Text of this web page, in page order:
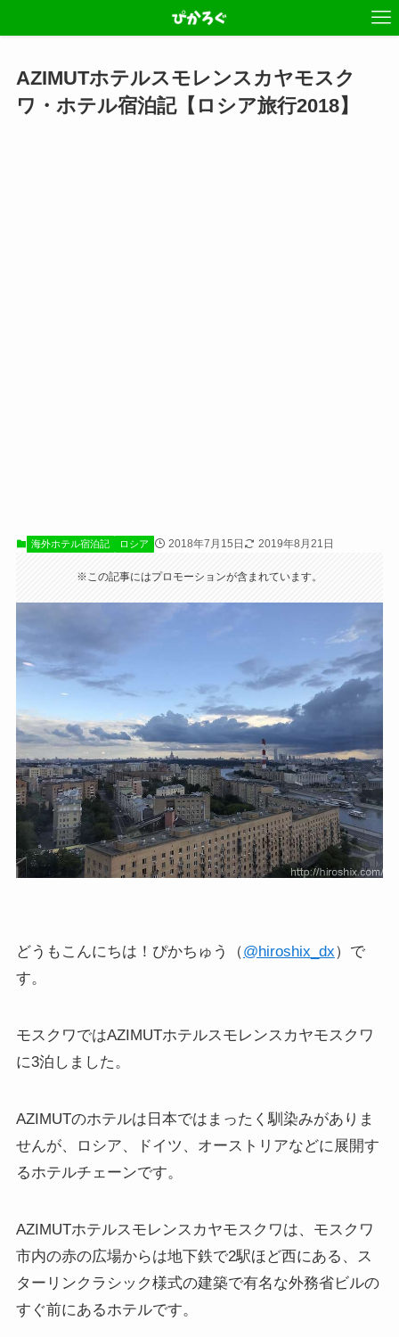
AZIMUTホテルスモレンスカヤモスク
ワ・ホテル宿泊記【ロシア旅行2018】
海外ホテル宿泊記 ロシア 2018年7月15日 2019年8月21日
※この記事にはプロモーションが含まれています。
どうもこんにちは！ぴかちゅう（@hiroshix_dx）で
す。
モスクワではAZIMUTホテルスモレンスカヤモスクワ
に3泊しました。
AZIMUTのホテルは日本ではまったく馴染みがありま
せんが、ロシア、ドイツ、オーストリアなどに展開す
るホテルチェーンです。
AZIMUTホテルスモレンスカヤモスクワは、モスクワ
市内の赤の広場からは地下鉄で2駅ほど西にある、ス
ターリンクラシック様式の建築で有名な外務省ビルの
すぐ前にあるホテルです。